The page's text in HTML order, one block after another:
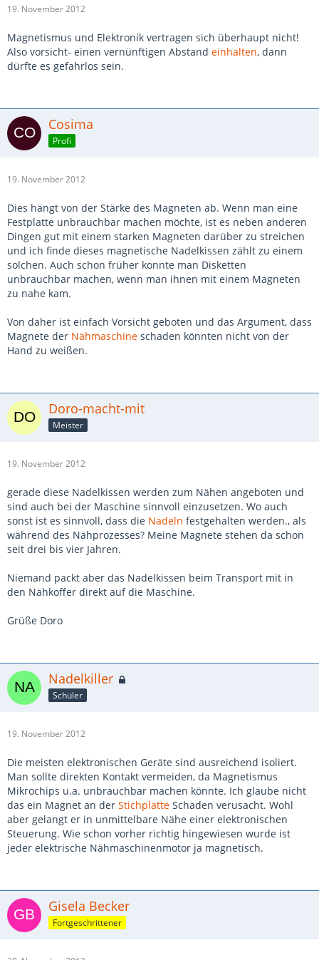
19. November 2012
Magnetismus und Elektronik vertragen sich überhaupt nicht!
Also vorsicht- einen vernünftigen Abstand einhalten, dann
dürfte es gefahrlos sein.
Cosima
Profi
19. November 2012
Dies hängt von der Stärke des Magneten ab. Wenn man eine
Festplatte unbrauchbar machen möchte, ist es neben anderen
Dingen gut mit einem starken Magneten darüber zu streichen
und ich finde dieses magnetische Nadelkissen zählt zu einem
solchen. Auch schon früher konnte man Disketten
unbrauchbar machen, wenn man ihnen mit einem Magneten
zu nahe kam.
Von daher ist einfach Vorsicht geboten und das Argument, dass
Magnete der Nähmaschine schaden könnten nicht von der
Hand zu weißen.
Doro-macht-mit
Meister
19. November 2012
gerade diese Nadelkissen werden zum Nähen angeboten und
sind auch bei der Maschine sinnvoll einzusetzen. Wo auch
sonst ist es sinnvoll, dass die Nadeln festgehalten werden., als
während des Nähprozesses? Meine Magnete stehen da schon
seit drei bis vier Jahren.
Niemand packt aber das Nadelkissen beim Transport mit in
den Nähkoffer direkt auf die Maschine.
Grüße Doro
Nadelkiller
Schüler
19. November 2012
Die meisten elektronischen Geräte sind ausreichend isoliert.
Man sollte direkten Kontakt vermeiden, da Magnetismus
Mikrochips u.a. unbrauchbar machen könnte. Ich glaube nicht
das ein Magnet an der Stichplatte Schaden verusacht. Wohl
aber gelangt er in unmittelbare Nähe einer elektronischen
Steuerung. Wie schon vorher richtig hingewiesen wurde ist
jeder elektrische Nähmaschinenmotor ja magnetisch.
Gisela Becker
Fortgeschrittener